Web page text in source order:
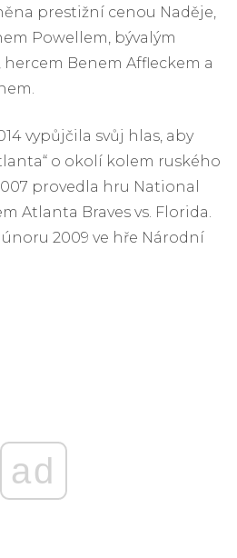
prestižní cenou Naděje,
Powellem, bývalým
Benem Affleckem a
vypůjčila svůj hlas, aby
o okolí kolem ruského
provedla hru National
Atlanta Braves vs. Florida.
2009 ve hře Národní
ad